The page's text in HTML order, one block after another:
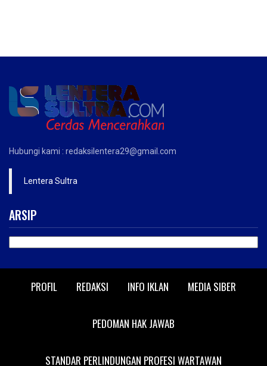
Hubungi kami : redaksilentera29@gmail.com
Lentera Sultra
ARSIP
PROFIL REDAKSI INFO IKLAN MEDIA SIBER
PEDOMAN HAK JAWAB
STANDAR PERLINDUNGAN PROFESI WARTAWAN